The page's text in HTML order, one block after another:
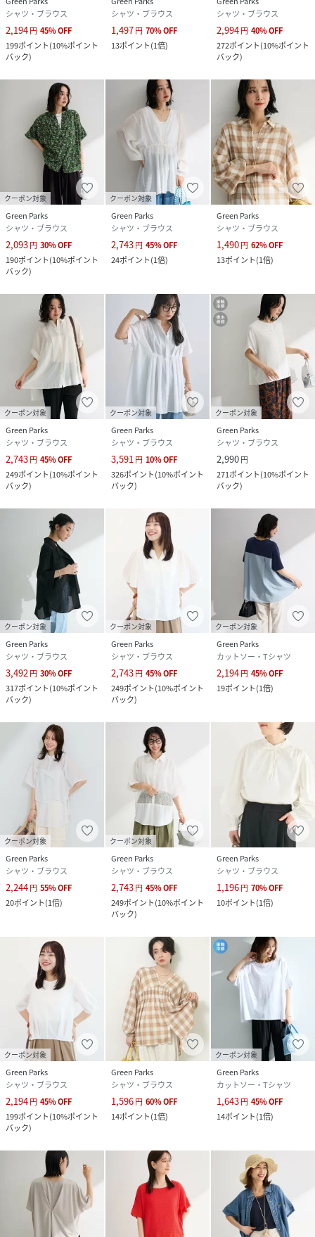
シャツ・ブラウス
2,194円 45%OFF
199ポイント(10%ポイント
バック)
シャツ・ブラウス
1,497円 70%OFF
13ポイント(1倍)
シャツ・ブラウス
2,994円 40%OFF
272ポイント(10%ポイント
バック)
クーポン対象
Green Parks
シャツ・ブラウス
2,093円 30%OFF
190ポイント(10%ポイント
バック)
クーポン対象
Green Parks
シャツ・ブラウス
2,743円 45%OFF
24ポイント(1倍)
Green Parks
シャツ・ブラウス
1,490円 62%OFF
13ポイント(1倍)
クーポン対象
Green Parks
シャツ・ブラウス
2,743円 45%OFF
249ポイント(10%ポイント
バック)
クーポン対象
Green Parks
シャツ・ブラウス
3,591 円 10%OFF
326ポイント(10%ポイント
バック)
クーポン対象
Green Parks
シャツ・ブラウス
2,990円
271ポイント(10%ポイント
バック)
クーポン対象
Green Parks
シャツ・ブラウス
3,492円 30%OFF
317ポイント(10%ポイント
バック)
クーポン対象
Green Parks
シャツ・ブラウス
2,743円 45%OFF
249ポイント(10%ポイント
バック)
クーポン対象
Green Parks
カットソー・Tシャツ
2,194円 45%OFF
19ポイント(1倍)
クーポン対象
Green Parks
シャツ・ブラウス
2,244円 55%OFF
20ポイント(1倍)
クーポン対象
Green Parks
シャツ・ブラウス
2,743円 45%OFF
249ポイント(10%ポイント
バック)
Green Parks
シャツ・ブラウス
1,196円 70%OFF
10ポイント(1倍)
クーポン対象
Green Parks
シャツ・ブラウス
2,194円 45%OFF
199ポイント(10%ポイント
バック)
Green Parks
シャツ・ブラウス
1,596円 60%OFF
14ポイント(1倍)
クーポン対象
Green Parks
カットソー・Tシャツ
1,643円 45%OFF
14ポイント(1倍)